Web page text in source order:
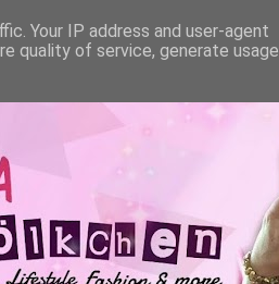
Your IP address and user-agent
quality of service, generate usage